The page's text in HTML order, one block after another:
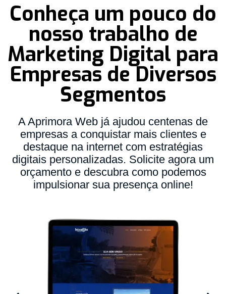
Conheça um pouco do
nosso trabalho de
Marketing Digital para
Empresas de Diversos
Segmentos
A Aprimora Web já ajudou centenas de
empresas a conquistar mais clientes e
destaque na internet com estratégias
digitais personalizadas. Solicite agora um
orçamento e descubra como podemos
impulsionar sua presença online!